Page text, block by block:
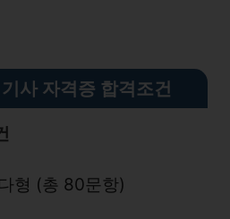
사 자격증 합격조건
형 (총 80문항)